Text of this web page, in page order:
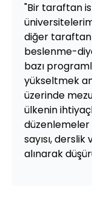
"Bir taraftan
diğer taraftan
beslenme-
bazı
yükseltmek
üzerinde
ülkenin
düzenlemeler
sayısı,
alınarak